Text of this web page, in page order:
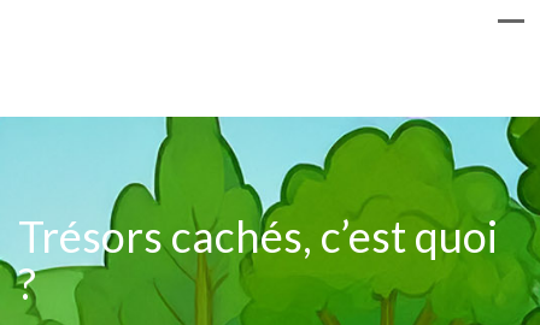
Trésors cachés, c’est quoi
?